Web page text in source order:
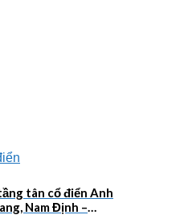
tân cổ điển Anh
Nam Định –